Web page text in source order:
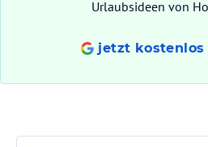
Urlaubsideen von
jetzt